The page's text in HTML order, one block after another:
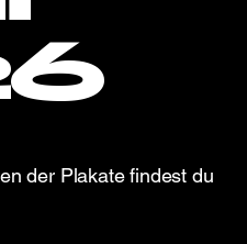
der Plakate findest du